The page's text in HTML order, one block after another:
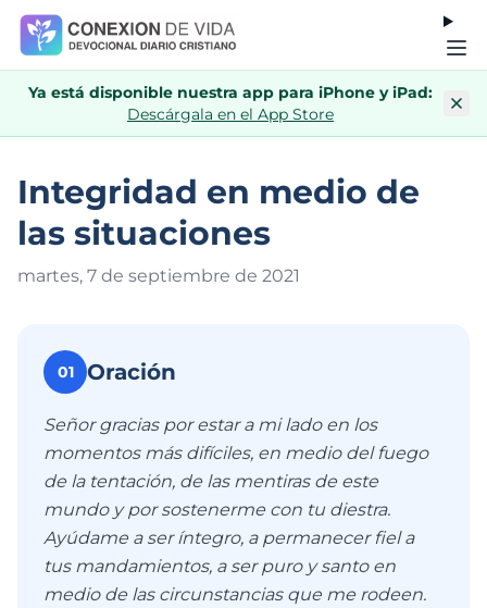
Ya está disponible nuestra app para iPhone y iPad:
Descárgala en el App Store
Integridad en medio de
las situaciones
martes, 7 de septiembre de 2021
01 Oración
Señor gracias por estar a mi lado en los
momentos más difíciles, en medio del fuego
de la tentación, de las mentiras de este
mundo y por sostenerme con tu diestra.
Ayúdame a ser íntegro, a permanecer fiel a
tus mandamientos, a ser puro y santo en
medio de las circunstancias que me rodeen.